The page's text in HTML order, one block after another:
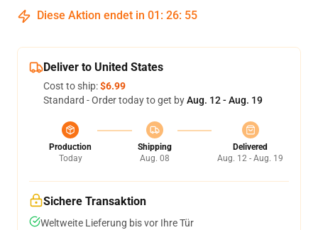
Diese Aktion endet in 01 : 26: 54
Deliver to United States
Cost to ship:$6.99
Standard - Order today to get byAug. 12 - Aug. 19
Production
Today
Shipping
Aug. 08
Delivered
Aug. 12 - Aug. 19
Sichere Transaktion
Weltweite Lieferung bis vor Ihre Tür